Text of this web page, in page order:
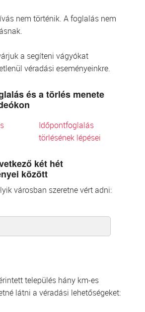
nem történik. A foglalás nem
a segíteni vágyókat
véradási eseményeinkre.
és a törlés menete
Időpontfoglalás
törlésének lépései
két hét
között
városban szeretne vért adni:
település hány km-es
látni a véradási lehetőségeket: